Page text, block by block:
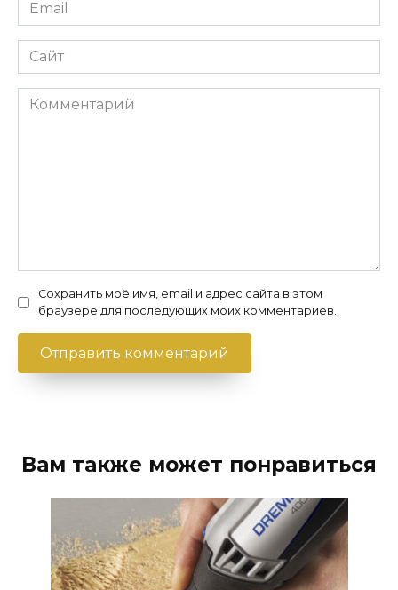
*
Сайт
Комментарий
Сохранить моё имя, email и адрес сайта в этом
браузере для последующих моих комментариев.
Вам также может понравиться